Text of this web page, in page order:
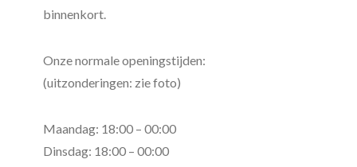
binnenkort.
Onze normale openingstijden:
(uitzonderingen: zie foto)
Maandag: 18:00 – 00:00
Dinsdag: 18:00 – 00:00